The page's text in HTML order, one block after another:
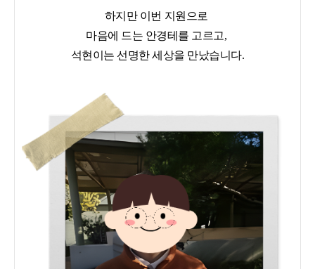
하지만 이번 지원으로
마음에 드는 안경테를 고르고,
석현이는 선명한 세상을 만났습니다.